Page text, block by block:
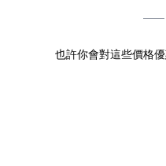
也許你會對這些價格